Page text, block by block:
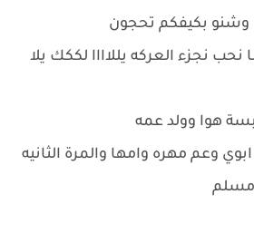
وشنو بكيفكم تحجون
نحب نجزء العركه يللاااا لككك يلا
هوا وولد عمه
وعم مهره وامها والمرة الثانيه
مسلم